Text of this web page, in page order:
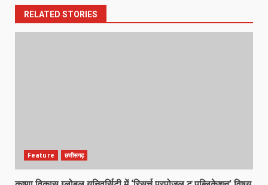
RELATED STORIES
Feature छत्तीसगढ़